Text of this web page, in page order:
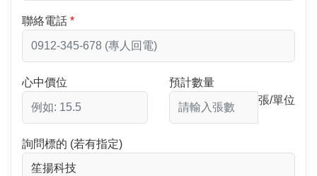
聯絡電話
心中價位
預計數量
張/單位
詢問標的 (若有指定)